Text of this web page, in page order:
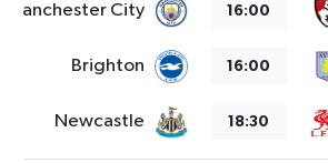
Manchester City 16:00
Brighton 16:00
Newcastle 18:30